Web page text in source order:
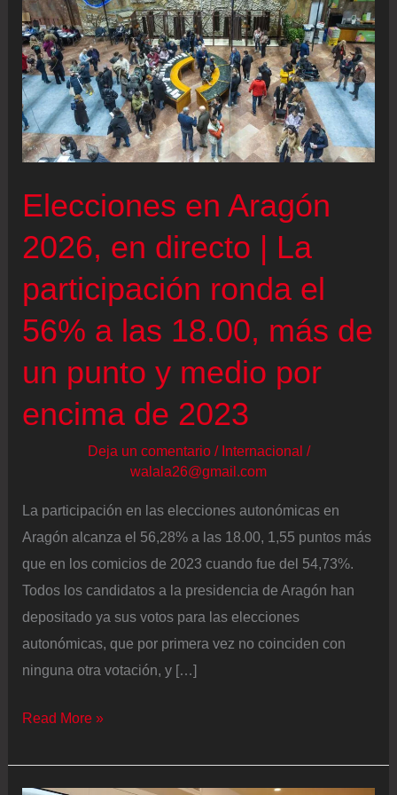
Elecciones en Aragón
2026, en directo | La
participación ronda el
56% a las 18.00, más de
un punto y medio por
encima de 2023
Deja un comentario / Internacional /
walala26@gmail.com
La participación en las elecciones autonómicas en
Aragón alcanza el 56,28% a las 18.00, 1,55 puntos más
que en los comicios de 2023 cuando fue del 54,73%.
Todos los candidatos a la presidencia de Aragón han
depositado ya sus votos para las elecciones
autonómicas, que por primera vez no coinciden con
ninguna otra votación, y […]
Elecciones
Aragón
Read More »